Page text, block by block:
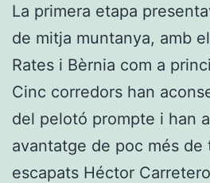
La primera etapa
de mitja muntanya, amb
Rates i Bèrnia com a
Cinc corredors han
del pelotó prompte i han
avantatge de poc més de
escapats Héctor